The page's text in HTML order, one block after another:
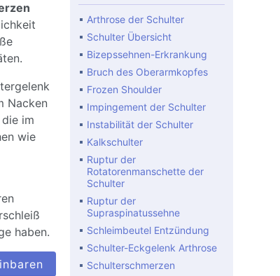
Nacken
die im
wie
haben.
Arthrose der Schulter
Schulter Übersicht
Bizepssehnen-Erkrankung
Bruch des Oberarmkopfes
Frozen Shoulder
Impingement der Schulter
Instabilität der Schulter
Kalkschulter
Ruptur der
Rotatorenmanschette der
Schulter
Ruptur der
Supraspinatussehne
Schleimbeutel Entzündung
Schulter-Eckgelenk Arthrose
Schulterschmerzen